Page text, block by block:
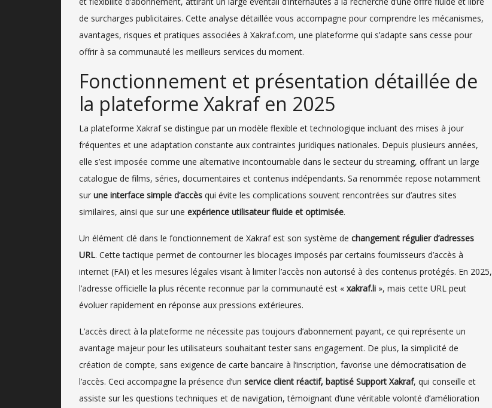
de surcharges publicitaires. Cette analyse détaillée vous accompagne pour comprendre les mécanismes,
avantages, risques et pratiques associées à Xakraf.com, une plateforme qui s’adapte sans cesse pour
offrir à sa communauté les meilleurs services du moment.
Fonctionnement et présentation détaillée de
la plateforme Xakraf en 2025
La plateforme Xakraf se distingue par un modèle flexible et technologique incluant des mises à jour
fréquentes et une adaptation constante aux contraintes juridiques nationales. Depuis plusieurs années,
elle s’est imposée comme une alternative incontournable dans le secteur du streaming, offrant un large
catalogue de films, séries, documentaires et contenus indépendants. Sa renommée repose notamment
sur une interface simple d’accès qui évite les complications souvent rencontrées sur d’autres sites
similaires, ainsi que sur une expérience utilisateur fluide et optimisée.
Un élément clé dans le fonctionnement de Xakraf est son système de changement régulier d’adresses
URL. Cette tactique permet de contourner les blocages imposés par certains fournisseurs d’accès à
internet (FAI) et les mesures légales visant à limiter l’accès non autorisé à des contenus protégés. En 2025,
l’adresse officielle la plus récente reconnue par la communauté est « xakraf.li », mais cette URL peut
évoluer rapidement en réponse aux pressions extérieures.
L’accès direct à la plateforme ne nécessite pas toujours d’abonnement payant, ce qui représente un
avantage majeur pour les utilisateurs souhaitant tester sans engagement. De plus, la simplicité de
création de compte, sans exigence de carte bancaire à l’inscription, favorise une démocratisation de
l’accès. Ceci accompagne la présence d’un service client réactif, baptisé Support Xakraf, qui conseille et
assiste sur les questions techniques et de navigation, témoignant d’une véritable volonté d’amélioration